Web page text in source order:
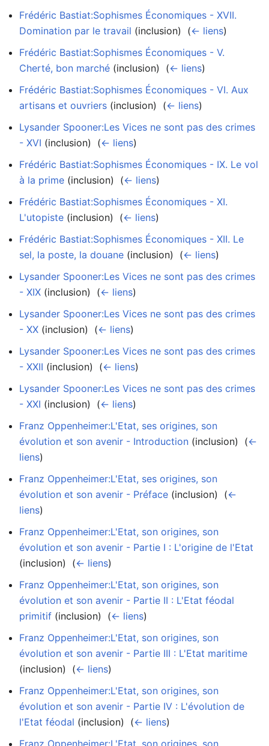
Frédéric Bastiat:Sophismes Économiques - XVII.
Domination par le travail (inclusion) ‎ (← liens)
Frédéric Bastiat:Sophismes Économiques - V.
Cherté, bon marché (inclusion) ‎ (← liens)
Frédéric Bastiat:Sophismes Économiques - VI. Aux
artisans et ouvriers (inclusion) ‎ (← liens)
Lysander Spooner:Les Vices ne sont pas des crimes
- XVI (inclusion) ‎ (← liens)
Frédéric Bastiat:Sophismes Économiques - IX. Le vol
à la prime (inclusion) ‎ (← liens)
Frédéric Bastiat:Sophismes Économiques - XI.
L'utopiste (inclusion) ‎ (← liens)
Frédéric Bastiat:Sophismes Économiques - XII. Le
sel, la poste, la douane (inclusion) ‎ (← liens)
Lysander Spooner:Les Vices ne sont pas des crimes
- XIX (inclusion) ‎ (← liens)
Lysander Spooner:Les Vices ne sont pas des crimes
- XX (inclusion) ‎ (← liens)
Lysander Spooner:Les Vices ne sont pas des crimes
- XXII (inclusion) ‎ (← liens)
Lysander Spooner:Les Vices ne sont pas des crimes
- XXI (inclusion) ‎ (← liens)
Franz Oppenheimer:L'Etat, ses origines, son
évolution et son avenir - Introduction (inclusion) ‎ (←
liens)
Franz Oppenheimer:L'Etat, ses origines, son
évolution et son avenir - Préface (inclusion) ‎ (←
liens)
Franz Oppenheimer:L'Etat, son origines, son
évolution et son avenir - Partie I : L'origine de l'Etat
(inclusion) ‎ (← liens)
Franz Oppenheimer:L'Etat, son origines, son
évolution et son avenir - Partie II : L'Etat féodal
primitif (inclusion) ‎ (← liens)
Franz Oppenheimer:L'Etat, son origines, son
évolution et son avenir - Partie III : L'Etat maritime
(inclusion) ‎ (← liens)
Franz Oppenheimer:L'Etat, son origines, son
évolution et son avenir - Partie IV : L'évolution de
l'Etat féodal (inclusion) ‎ (← liens)
Franz Oppenheimer:L'Etat, son origines, son